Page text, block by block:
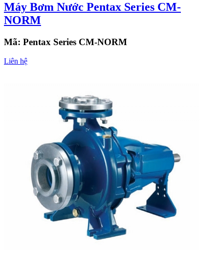
Máy Bơm Nước Pentax Series CM-
NORM
Mã: Pentax Series CM-NORM
Liên hệ